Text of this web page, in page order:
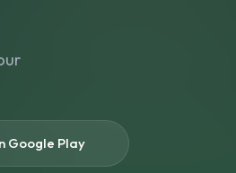
Google Play